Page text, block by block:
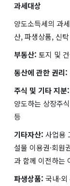
과세대상
양도소득세의 과
산, 파생상품, 신
부동산: 토지 및
동산에 관한 권리:
주식 및 기타 지분:
양도하는 상장주
등
기타자산: 사업용
설물 이용권·회원
과 함께 이전하는
파생상품: 국내·